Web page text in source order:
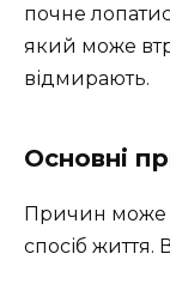
почне
який може
відмирають.
Основні
Причин може
спосіб життя.